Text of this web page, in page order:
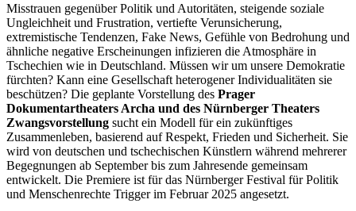
Misstrauen gegenüber Politik und Autoritäten, steigende soziale
Ungleichheit und Frustration, vertiefte Verunsicherung,
extremistische Tendenzen, Fake News, Gefühle von Bedrohung und
ähnliche negative Erscheinungen infizieren die Atmosphäre in
Tschechien wie in Deutschland. Müssen wir um unsere Demokratie
fürchten? Kann eine Gesellschaft heterogener Individualitäten sie
beschützen? Die geplante Vorstellung des Prager
Dokumentartheaters Archa und des Nürnberger Theaters
Zwangsvorstellung sucht ein Modell für ein zukünftiges
Zusammenleben, basierend auf Respekt, Frieden und Sicherheit. Sie
wird von deutschen und tschechischen Künstlern während mehrerer
Begegnungen ab September bis zum Jahresende gemeinsam
entwickelt. Die Premiere ist für das Nürnberger Festival für Politik
und Menschenrechte Trigger im Februar 2025 angesetzt.